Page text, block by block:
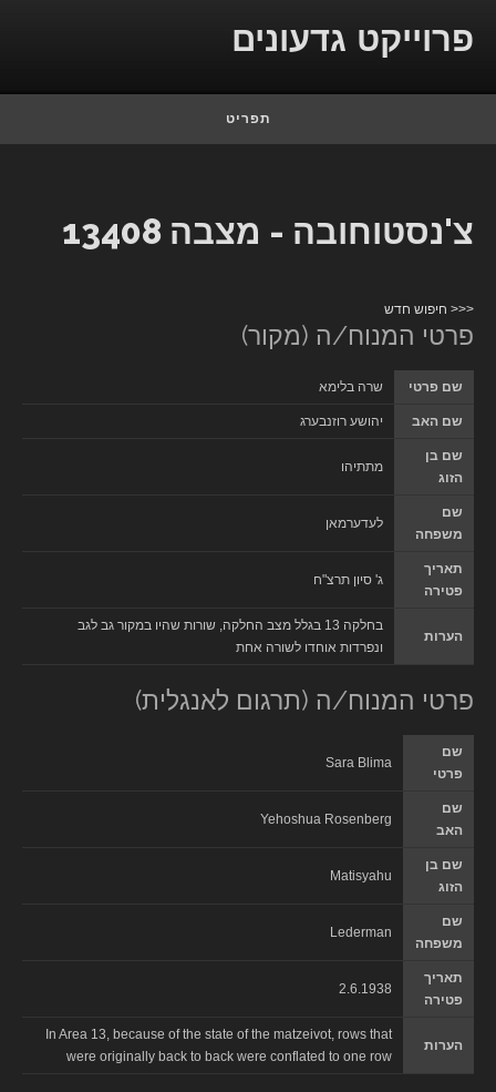
פרוייקט גדעונים
תפריט
צ'נסטוחובה - מצבה 13408
<<< חיפוש חדש
פרטי המנוח/ה (מקור)
שם פרטי שרה בלימא
שם האב יהושע רוזנבערג
שם בן
הזוג
מתתיהו
שם
משפחה
לעדערמאן
תאריך
פטירה
ג' סיון תרצ"ח
הערות
בחלקה 13 בגלל מצב החלקה, שורות שהיו במקור גב לגב
ונפרדות אוחדו לשורה אחת
פרטי המנוח/ה (תרגום לאנגלית)
שם
פרטי
Sara Blima
שם
האב
Yehoshua Rosenberg
שם בן
הזוג
Matisyahu
שם
משפחה
Lederman
תאריך
פטירה
2.6.1938
הערות
In Area 13, because of the state of the matzeivot, rows that
were originally back to back were conflated to one row